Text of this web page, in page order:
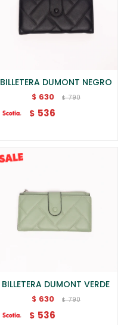
BILLETERA DUMONT NEGRO
$ 630 $ 790
$ 536
BILLETERA DUMONT VERDE
$ 630 $ 790
$ 536